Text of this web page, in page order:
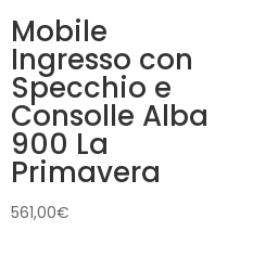
Mobile
Ingresso con
Specchio e
Consolle Alba
900 La
Primavera
561,00€